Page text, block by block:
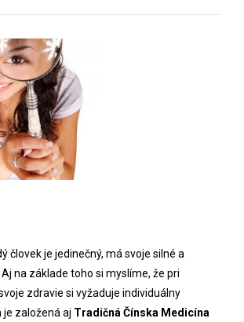
človek je jedinečný, má svoje silné a
na základe toho si myslíme, že pri
zdravie si vyžaduje individuálny
je založená aj Tradičná Čínska Medicína